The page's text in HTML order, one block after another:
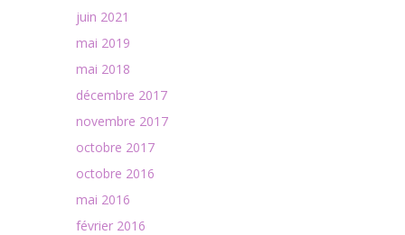
juin 2021
mai 2019
mai 2018
décembre 2017
novembre 2017
octobre 2017
octobre 2016
mai 2016
février 2016